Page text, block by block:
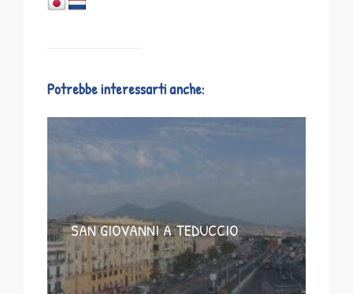
Potrebbe interessarti anche:
SAN GIOVANNI A TEDUCCIO